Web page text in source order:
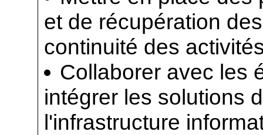
et de récupération
continuité des
Collaborer avec les
intégrer les solutions
l'infrastructure